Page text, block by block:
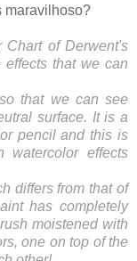
maravilhoso?
of Derwent's
that we can
that we can see
surface. It is a
pencil and this is
watercolor effects
differs from that of
has completely
moistened with
one on top of the